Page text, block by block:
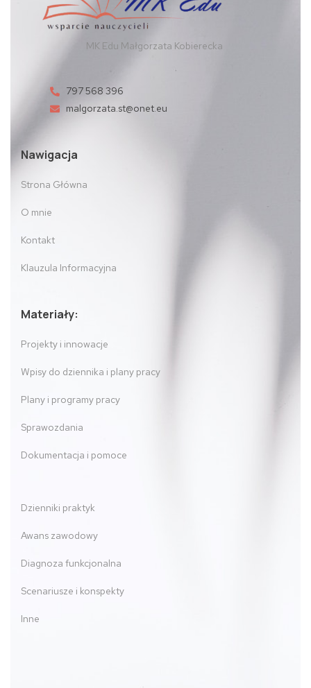
MK Edu Małgorzata Kobierecka
797 568 396
malgorzata.st@onet.eu
Nawigacja
Strona Główna
O mnie
Kontakt
Klauzula Informacyjna
Materiały:
Projekty i innowacje
Wpisy do dziennika i plany pracy
Plany i programy pracy
Sprawozdania
Dokumentacja i pomoce
Dzienniki praktyk
Awans zawodowy
Diagnoza funkcjonalna
Scenariusze i konspekty
Inne